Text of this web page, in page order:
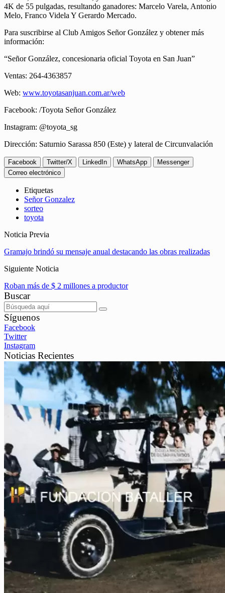
4K de 55 pulgadas, resultando ganadores: Marcelo Varela, Antonio
Melo, Franco Videla Y Gerardo Mercado.
Para suscribirse al Club Amigos Señor González y obtener más
información:
“Señor González, concesionaria oficial Toyota en San Juan”
Ventas: 264-4363857
Web: www.toyotasanjuan.com.ar/web
Facebook: /Toyota Señor González
Instagram: @toyota_sg
Dirección: Saturnio Sarassa 850 (Este) y lateral de Circunvalación
Facebook Twitter/X LinkedIn WhatsApp
Messenger
Correo electrónico
Etiquetas
Señor Gonzalez
sorteo
toyota
Noticia Previa
Gramajo brindó su mensaje anual destacando las obras realizadas
Siguiente Noticia
Roban más de $ 2 millones a productor
Buscar
Síguenos
Facebook
Twitter
Instagram
Noticias Recientes